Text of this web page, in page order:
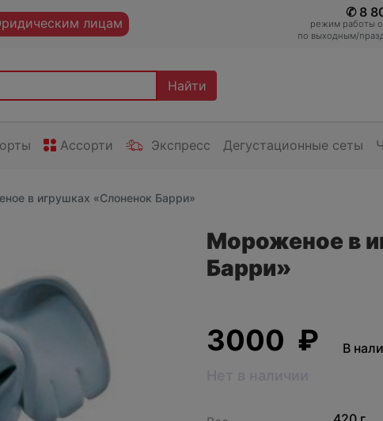
лицам
✆ 8
режим работы
по выходным/
Найти
Ассорти Экспресс Дегустационные сеты
в игрушках «Слоненок Барри»
Мороженое в
Барри»
3000 ₽ В